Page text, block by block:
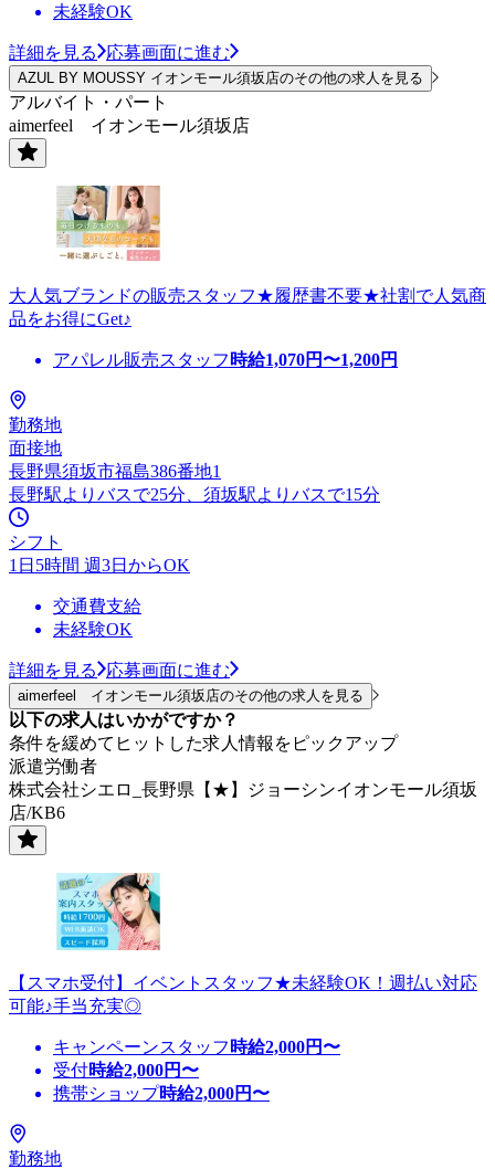
未経験OK
詳細を見る 応募画面に進む
AZUL BY MOUSSY イオンモール須坂店のその他の求人を見る
アルバイト・パート
aimerfeel イオンモール須坂店
大人気ブランドの販売スタッフ★履歴書不要★社割で人気商
品をお得にGet♪
アパレル販売スタッフ 時給1,070円〜1,200円
勤務地
面接地
長野県須坂市福島386番地1
長野駅よりバスで25分、須坂駅よりバスで15分
シフト
1日5時間 週3日からOK
交通費支給
未経験OK
詳細を見る 応募画面に進む
aimerfeel イオンモール須坂店のその他の求人を見る
以下の求人はいかがですか？
条件を緩めてヒットした求人情報をピックアップ
派遣労働者
株式会社シエロ_長野県【★】ジョーシンイオンモール須坂
店/KB6
【スマホ受付】イベントスタッフ★未経験OK！週払い対応
可能♪手当充実◎
キャンペーンスタッフ 時給2,000円〜
受付時給2,000円〜
携帯ショップ時給2,000円〜
勤務地